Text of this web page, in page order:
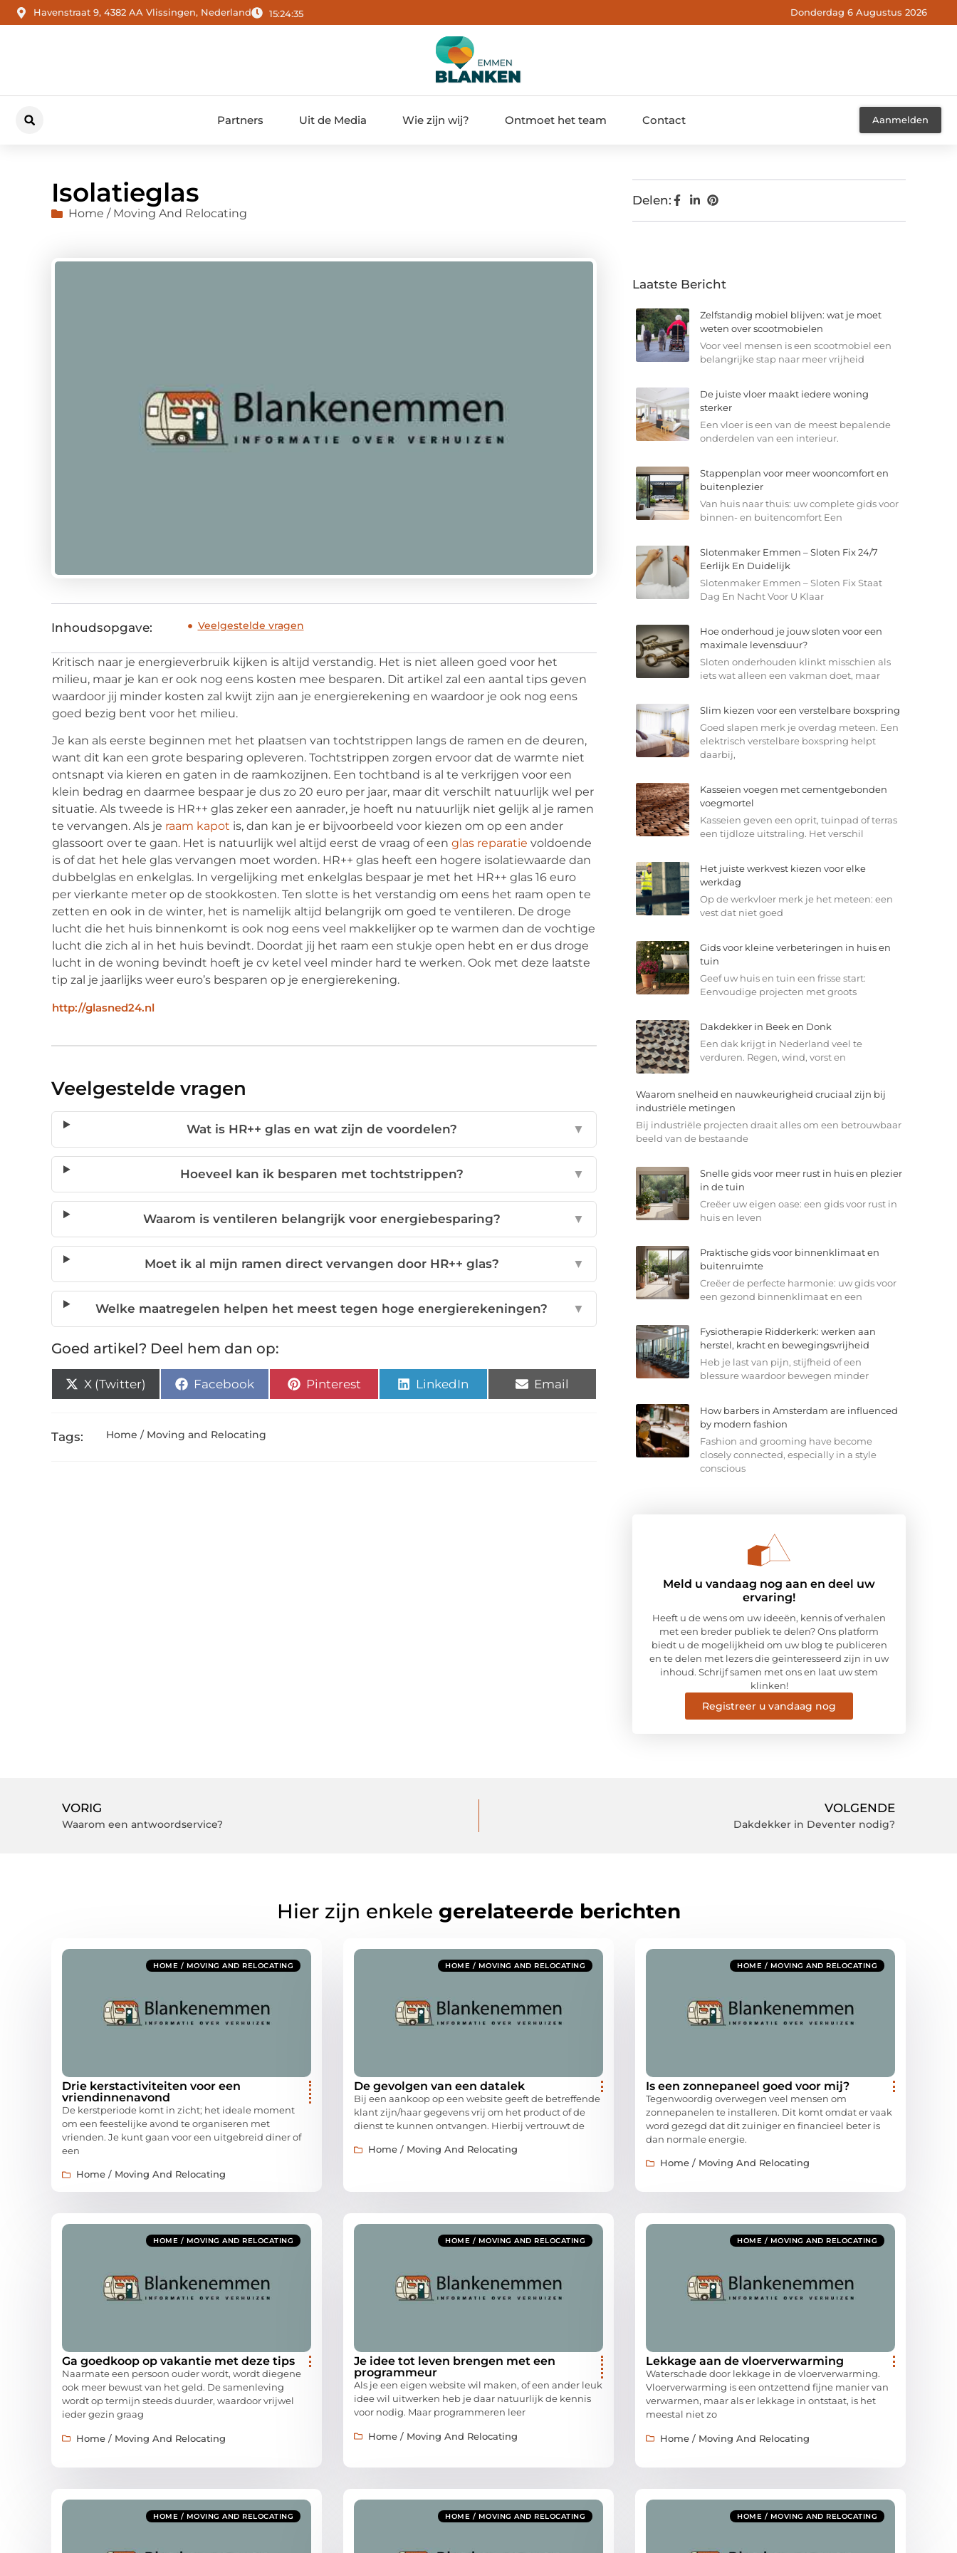
Havenstraat 9, 4382 AA Vlissingen, Nederland 15:24:36 Donderdag 6 Augustus 2026
Partners Uit de Media Wie zijn wij? Ontmoet het team Contact Aanmelden
Isolatieglas
Home / Moving And Relocating
Inhoudsopgave: Veelgestelde vragen
Kritisch naar je energieverbruik kijken is altijd verstandig. Het is niet alleen goed voor het
milieu, maar je kan er ook nog eens kosten mee besparen. Dit artikel zal een aantal tips geven
waardoor jij minder kosten zal kwijt zijn aan je energierekening en waardoor je ook nog eens
goed bezig bent voor het milieu.
Je kan als eerste beginnen met het plaatsen van tochtstrippen langs de ramen en de deuren,
want dit kan een grote besparing opleveren. Tochtstrippen zorgen ervoor dat de warmte niet
ontsnapt via kieren en gaten in de raamkozijnen. Een tochtband is al te verkrijgen voor een
klein bedrag en daarmee bespaar je dus zo 20 euro per jaar, maar dit verschilt natuurlijk wel per
situatie. Als tweede is HR++ glas zeker een aanrader, je hoeft nu natuurlijk niet gelijk al je ramen
te vervangen. Als je raam kapot is, dan kan je er bijvoorbeeld voor kiezen om op een ander
glassoort over te gaan. Het is natuurlijk wel altijd eerst de vraag of een glas reparatie voldoende
is of dat het hele glas vervangen moet worden. HR++ glas heeft een hogere isolatiewaarde dan
dubbelglas en enkelglas. In vergelijking met enkelglas bespaar je met het HR++ glas 16 euro
per vierkante meter op de stookkosten. Ten slotte is het verstandig om eens het raam open te
zetten en ook in de winter, het is namelijk altijd belangrijk om goed te ventileren. De droge
lucht die het huis binnenkomt is ook nog eens veel makkelijker op te warmen dan de vochtige
lucht die zich al in het huis bevindt. Doordat jij het raam een stukje open hebt en er dus droge
lucht in de woning bevindt hoeft je cv ketel veel minder hard te werken. Ook met deze laatste
tip zal je jaarlijks weer euro’s besparen op je energierekening.
http://glasned24.nl
Veelgestelde vragen
Wat is HR++ glas en wat zijn de voordelen? ▼
Hoeveel kan ik besparen met tochtstrippen? ▼
Waarom is ventileren belangrijk voor energiebesparing? ▼
Moet ik al mijn ramen direct vervangen door HR++ glas? ▼
Welke maatregelen helpen het meest tegen hoge energierekeningen? ▼
Goed artikel? Deel hem dan op:
X (Twitter) Facebook Pinterest LinkedIn Email
Tags: Home / Moving and Relocating
Delen:
Laatste Bericht
Zelfstandig mobiel blijven: wat je moet
weten over scootmobielen
Voor veel mensen is een scootmobiel een
belangrijke stap naar meer vrijheid
De juiste vloer maakt iedere woning
sterker
Een vloer is een van de meest bepalende
onderdelen van een interieur.
Stappenplan voor meer wooncomfort en
buitenplezier
Van huis naar thuis: uw complete gids voor
binnen- en buitencomfort Een
Slotenmaker Emmen – Sloten Fix 24/7
Eerlijk En Duidelijk
Slotenmaker Emmen – Sloten Fix Staat
Dag En Nacht Voor U Klaar
Hoe onderhoud je jouw sloten voor een
maximale levensduur?
Sloten onderhouden klinkt misschien als
iets wat alleen een vakman doet, maar
Slim kiezen voor een verstelbare boxspring
Goed slapen merk je overdag meteen. Een
elektrisch verstelbare boxspring helpt
daarbij,
Kasseien voegen met cementgebonden
voegmortel
Kasseien geven een oprit, tuinpad of terras
een tijdloze uitstraling. Het verschil
Het juiste werkvest kiezen voor elke
werkdag
Op de werkvloer merk je het meteen: een
vest dat niet goed
Gids voor kleine verbeteringen in huis en
tuin
Geef uw huis en tuin een frisse start:
Eenvoudige projecten met groots
Dakdekker in Beek en Donk
Een dak krijgt in Nederland veel te
verduren. Regen, wind, vorst en
Waarom snelheid en nauwkeurigheid cruciaal zijn bij
industriële metingen
Bij industriële projecten draait alles om een betrouwbaar
beeld van de bestaande
Snelle gids voor meer rust in huis en plezier
in de tuin
Creëer uw eigen oase: een gids voor rust in
huis en leven
Praktische gids voor binnenklimaat en
buitenruimte
Creëer de perfecte harmonie: uw gids voor
een gezond binnenklimaat en een
Fysiotherapie Ridderkerk: werken aan
herstel, kracht en bewegingsvrijheid
Heb je last van pijn, stijfheid of een
blessure waardoor bewegen minder
How barbers in Amsterdam are influenced
by modern fashion
Fashion and grooming have become
closely connected, especially in a style
conscious
Meld u vandaag nog aan en deel uw
ervaring!
Heeft u de wens om uw ideeën, kennis of verhalen
met een breder publiek te delen? Ons platform
biedt u de mogelijkheid om uw blog te publiceren
en te delen met lezers die geïnteresseerd zijn in uw
inhoud. Schrijf samen met ons en laat uw stem
klinken!
Registreer u vandaag nog
VORIG
Waarom een antwoordservice?
VOLGENDE
Dakdekker in Deventer nodig?
Hier zijn enkele gerelateerde berichten
HOME / MOVING AND RELOCATING
Drie kerstactiviteiten voor een
vriendinnenavond
De kerstperiode komt in zicht; het ideale moment
om een feestelijke avond te organiseren met
vrienden. Je kunt gaan voor een uitgebreid diner of
een
Home / Moving And Relocating
HOME / MOVING AND RELOCATING
De gevolgen van een datalek
Bij een aankoop op een website geeft de betreffende
klant zijn/haar gegevens vrij om het product of de
dienst te kunnen ontvangen. Hierbij vertrouwt de
Home / Moving And Relocating
HOME / MOVING AND RELOCATING
Is een zonnepaneel goed voor mij?
Tegenwoordig overwegen veel mensen om
zonnepanelen te installeren. Dit komt omdat er vaak
word gezegd dat dit zuiniger en financieel beter is
dan normale energie.
Home / Moving And Relocating
HOME / MOVING AND RELOCATING
Ga goedkoop op vakantie met deze tips
Naarmate een persoon ouder wordt, wordt diegene
ook meer bewust van het geld. De samenleving
wordt op termijn steeds duurder, waardoor vrijwel
ieder gezin graag
Home / Moving And Relocating
HOME / MOVING AND RELOCATING
Je idee tot leven brengen met een
programmeur
Als je een eigen website wil maken, of een ander leuk
idee wil uitwerken heb je daar natuurlijk de kennis
voor nodig. Maar programmeren leer
Home / Moving And Relocating
HOME / MOVING AND RELOCATING
Lekkage aan de vloerverwarming
Waterschade door lekkage in de vloerverwarming.
Vloerverwarming is een ontzettend fijne manier van
verwarmen, maar als er lekkage in ontstaat, is het
meestal niet zo
Home / Moving And Relocating
HOME / MOVING AND RELOCATING HOME / MOVING AND RELOCATING HOME / MOVING AND RELOCATING